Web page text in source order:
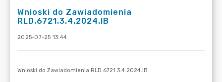
Wnioski do Zawiadomienia
RLD.6721.3.4.2024.IB
2025-07-25 13:44